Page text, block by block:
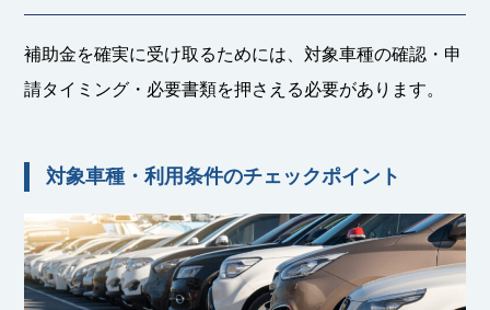
補助金を確実に受け取るためには、対象車種の確認・申
請タイミング・必要書類を押さえる必要があります。
対象車種・利用条件のチェックポイント